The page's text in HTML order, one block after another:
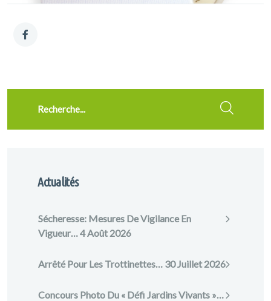
Actualités
Sécheresse: Mesures De Vigilance En
Vigueur…4 Août 2026
Arrêté Pour Les Trottinettes… 30 Juillet 2026
Concours Photo Du « Défi Jardins Vivants »…